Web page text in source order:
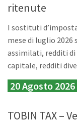
ritenute
I sostituti
mese di luglio 2026
assimilati, redditi
capitale, redditi
20 Agosto 2026
TOBIN TAX –